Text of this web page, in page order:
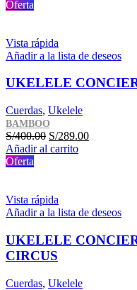
Oferta
Vista rápida
Añadir a la lista de deseos
UKELELE
Cuerdas, Ukelele
BAMBOO
S/400.00 El
precio
S/289.00El
Añadir al carrito
Oferta
Vista rápida
Añadir a la lista de deseos
UKELELE
CIRCUS
Cuerdas, Ukelele